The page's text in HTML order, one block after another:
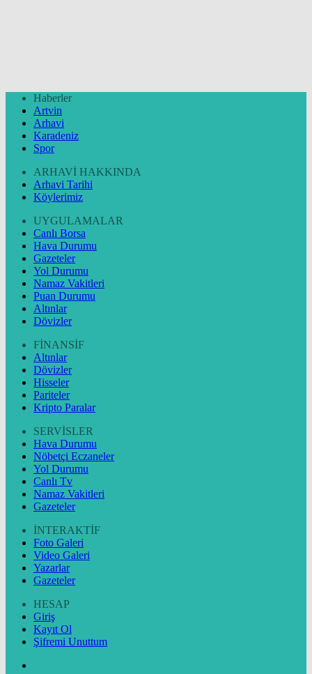
Haberler
Artvin
Arhavi
Karadeniz
Spor
ARHAVİ HAKKINDA
Arhavi Tarihi
Köylerimiz
UYGULAMALAR
Canlı Borsa
Hava Durumu
Gazeteler
Yol Durumu
Namaz Vakitleri
Puan Durumu
Altınlar
Dövizler
FİNANSİF
Altınlar
Dövizler
Hisseler
Pariteler
Kripto Paralar
SERVİSLER
Hava Durumu
Nöbetçi Eczaneler
Yol Durumu
Canlı Tv
Namaz Vakitleri
Gazeteler
İNTERAKTİF
Foto Galeri
Video Galeri
Yazarlar
Gazeteler
HESAP
Giriş
Kayıt Ol
Şifremi Unuttum